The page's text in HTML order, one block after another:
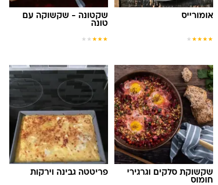
אומורייס
★
★
★
★
★
שקטונה - שקשוקה עם
טונה
★
★
★
★
★
שקשוקת סלקים וגרגירי
חומוס
פריטטה גבינה וירקות